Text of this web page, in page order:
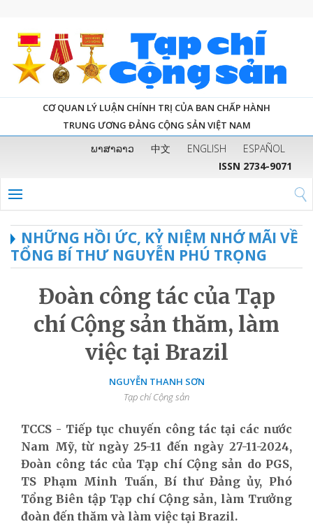
CƠ QUAN LÝ LUẬN CHÍNH TRỊ CỦA BAN CHẤP HÀNH
TRUNG ƯƠNG ĐẢNG CỘNG SẢN VIỆT NAM
ພາສາລາວ 中文 ENGLISH
ESPAÑOL
ISSN 2734-9071
NHỮNG HỒI ỨC, KỶ NIỆM NHỚ MÃI VỀ
TỔNG BÍ THƯ NGUYỄN PHÚ TRỌNG
Đoàn công tác của Tạp
chí Cộng sản thăm, làm
việc tại Brazil
NGUYỄN THANH SƠN
Tạp chí Cộng sản
TCCS - Tiếp tục chuyến công tác tại các nước
Nam Mỹ, từ ngày 25-11 đến ngày 27-11-2024,
Đoàn công tác của Tạp chí Cộng sản do PGS,
TS Phạm Minh Tuấn, Bí thư Đảng ủy, Phó
Tổng Biên tập Tạp chí Cộng sản, làm Trưởng
đoàn đến thăm và làm việc tại Brazil.